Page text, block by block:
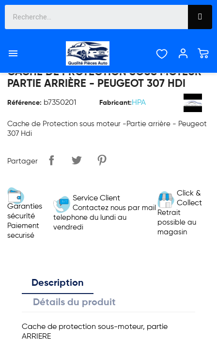

CACHE DE PROTECTION SOUS MOTEUR -
PARTIE ARRIÈRE - PEUGEOT 307 HDI
Référence: b7350201 Fabricant: HPA
Cache de Protection sous moteur -Partie arrière - Peugeot
307 Hdi
Partager
Garanties
sécurité
Paiement
securisé
Service Client
Contactez nous par mail
telephone du lundi au
vendredi
Click &
Collect
Retrait
possible au
magasin
Description
Détails du produit
Cache de protection sous-moteur, partie
ARRIERE